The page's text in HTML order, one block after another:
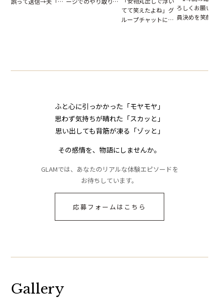
てて笑えたよね」グ
ループチャットに投
ろしくお願い
員決めを笑顔
ふと心に引っかかった「モヤモヤ」
思わず気持ちが晴れた「スカッと」
思い出しても背筋が凍る「ゾッと」
その感情を、物語にしませんか。
GLAMでは、あなたのリアルな体験エピソードを
お待ちしています。
応募フォームはこちら
Gallery